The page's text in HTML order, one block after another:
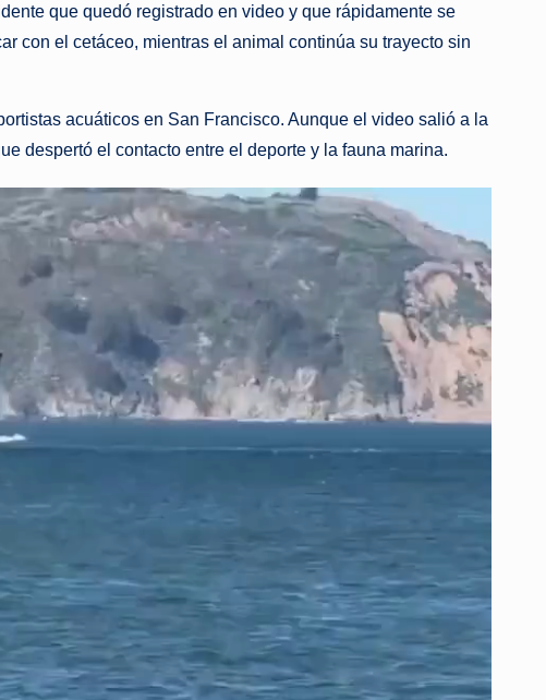
que quedó registrado en video y que rápidamente se
con el cetáceo, mientras el animal continúa su trayecto sin
acuáticos en San Francisco. Aunque el video salió a la
despertó el contacto entre el deporte y la fauna marina.